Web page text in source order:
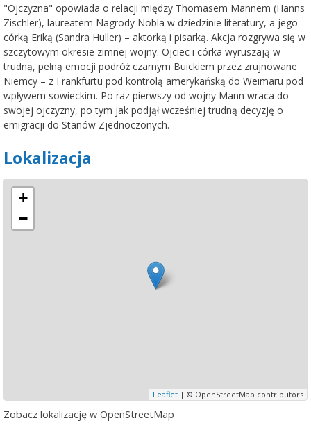
"Ojczyzna" opowiada o relacji między Thomasem Mannem (Hanns
Zischler), laureatem Nagrody Nobla w dziedzinie literatury, a jego
córką Eriką (Sandra Hüller) – aktorką i pisarką. Akcja rozgrywa się w
szczytowym okresie zimnej wojny. Ojciec i córka wyruszają w
trudną, pełną emocji podróż czarnym Buickiem przez zrujnowane
Niemcy – z Frankfurtu pod kontrolą amerykańską do Weimaru pod
wpływem sowieckim. Po raz pierwszy od wojny Mann wraca do
swojej ojczyzny, po tym jak podjął wcześniej trudną decyzję o
emigracji do Stanów Zjednoczonych.
Lokalizacja
+
−
Leaflet | © OpenStreetMap contributors
Zobacz lokalizację w OpenStreetMap